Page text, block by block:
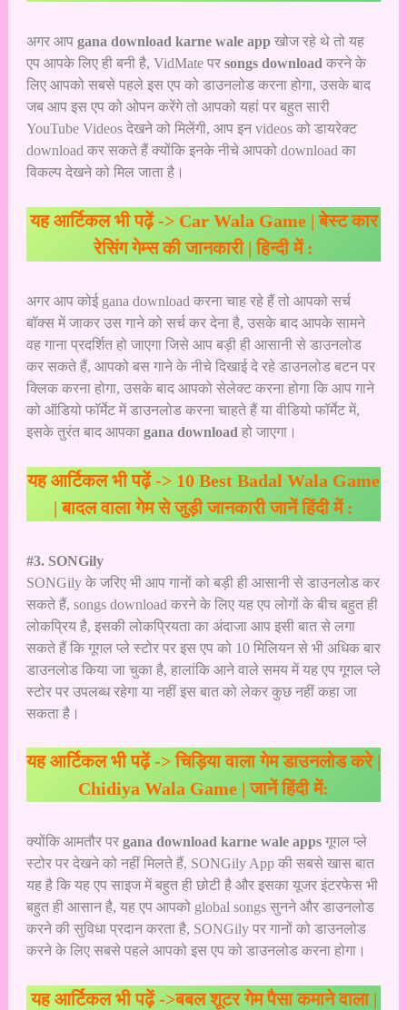
अगर आप gana download karne wale appखोज रहे थे तो यह
एप आपके लिए ही बनी है, VidMate पर songs download करने के
लिए आपको सबसे पहले इस एप को डाउनलोड करना होगा, उसके बाद
जब आप इस एप को ओपन करेंगे तो आपको यहां पर बहुत सारी
YouTube Videos देखने को मिलेंगी, आप इन videos को डायरेक्ट
download कर सकते हैं क्योंकि इनके नीचे आपको download का
विकल्प देखने को मिल जाता है।
यह आर्टिकल भी पढ़ें -> Car Wala Game | बेस्ट कार
रेसिंग गेम्स की जानकारी | हिन्दी में :
अगर आप कोई gana download करना चाह रहे हैं तो आपको सर्च
बॉक्स में जाकर उस गाने को सर्च कर देना है, उसके बाद आपके सामने
वह गाना प्रदर्शित हो जाएगा जिसे आप बड़ी ही आसानी से डाउनलोड
कर सकते हैं, आपको बस गाने के नीचे दिखाई दे रहे डाउनलोड बटन पर
क्लिक करना होगा, उसके बाद आपको सेलेक्ट करना होगा कि आप गाने
को ऑडियो फॉर्मेट में डाउनलोड करना चाहते हैं या वीडियो फॉर्मेट में,
इसके तुरंत बाद आपका gana download हो जाएगा।
यह आर्टिकल भी पढ़ें -> 10 Best Badal Wala Game
| बादल वाला गेम से जुड़ी जानकारी जानें हिंदी में :
#3. SONGily
SONGily के जरिए भी आप गानों को बड़ी ही आसानी से डाउनलोड कर
सकते हैं, songs download करने के लिए यह एप लोगों के बीच बहुत ही
लोकप्रिय है, इसकी लोकप्रियता का अंदाजा आप इसी बात से लगा
सकते हैं कि गूगल प्ले स्टोर पर इस एप को 10 मिलियन से भी अधिक बार
डाउनलोड किया जा चुका है, हालांकि आने वाले समय में यह एप गूगल प्ले
स्टोर पर उपलब्ध रहेगा या नहीं इस बात को लेकर कुछ नहीं कहा जा
सकता है।
यह आर्टिकल भी पढ़ें ->चिड़िया वाला गेम डाउनलोड करे |
Chidiya Wala Game | जानें हिंदी में:
क्योंकि आमतौर पर gana download karne wale appsगूगल प्ले
स्टोर पर देखने को नहीं मिलते हैं, SONGily App की सबसे खास बात
यह है कि यह एप साइज में बहुत ही छोटी है और इसका यूजर इंटरफेस भी
बहुत ही आसान है, यह एप आपको global songs सुनने और डाउनलोड
करने की सुविधा प्रदान करता है, SONGily पर गानों को डाउनलोड
करने के लिए सबसे पहले आपको इस एप को डाउनलोड करना होगा।
यह आर्टिकल भी पढ़ें ->बबल शूटर गेम पैसा कमाने वाला |